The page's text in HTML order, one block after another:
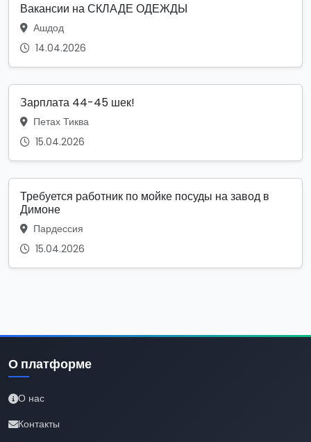
Вакансии на СКЛАДЕ ОДЕЖДЫ
Ашдод
14.04.2026
Зарплата 44-45 шек!
Петах Тиква
15.04.2026
Требуется работник по мойке посуды на завод в
Димоне
Пардессия
15.04.2026
О платформе
О нас
Контакты